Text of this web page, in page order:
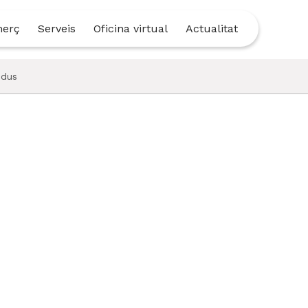
Serveis Oficina virtual Actualitat